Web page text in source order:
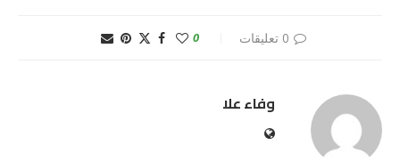
0 تعليقات 0
وفاء علا